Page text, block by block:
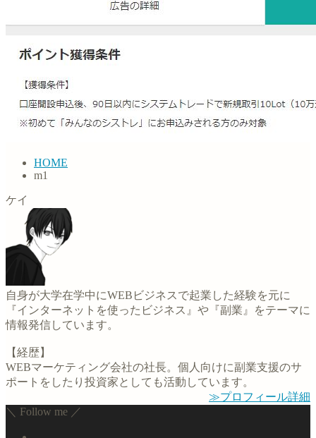
HOME
m1
ケイ
自身が大学在学中にWEBビジネスで起業した経験を元に
『インターネットを使ったビジネス』や『副業』をテーマに
情報発信しています。
【経歴】
WEBマーケティング会社の社長。個人向けに副業支援のサ
ポートをしたり投資家としても活動しています。
≫プロフィール詳細
＼ Follow me ／